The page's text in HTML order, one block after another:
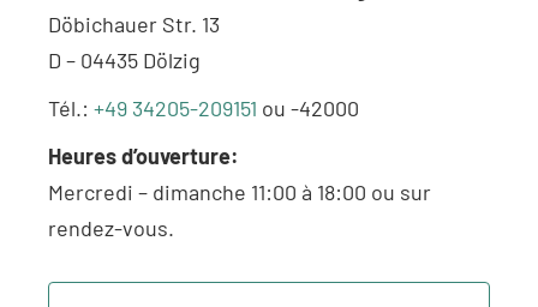
Döbichauer Str. 13
D – 04435 Dölzig
Tél.:+49 34205-209151 ou -42000
Heures d’ouverture:
Mercredi – dimanche 11:00 à 18:00 ou sur
rendez-vous.